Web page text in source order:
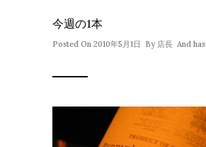
今週の1本
Posted On 2010年5月1日 By 店長 And has